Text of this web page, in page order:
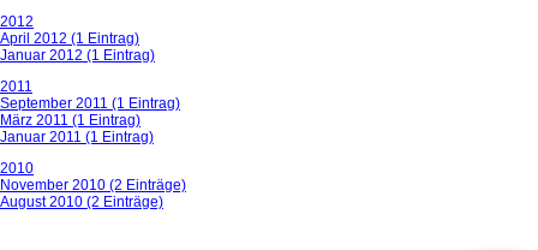
2012
April 2012 (1 Eintrag)
Januar 2012 (1 Eintrag)
2011
September 2011 (1 Eintrag)
März 2011 (1 Eintrag)
Januar 2011 (1 Eintrag)
2010
November 2010 (2 Einträge)
August 2010 (2 Einträge)